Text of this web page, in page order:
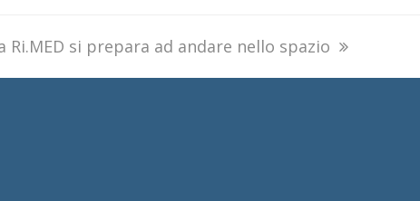
Ri.MED si prepara ad andare nello spazio